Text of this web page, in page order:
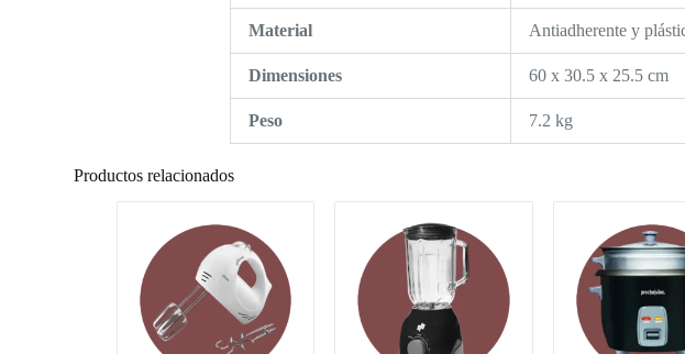
Material Antiadherente y
Dimensiones 60 x 30.5 x 25.5 cm
Peso 7.2 kg
Productos relacionados